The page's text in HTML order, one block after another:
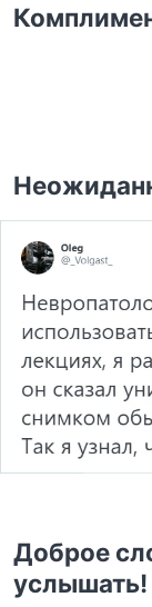
Доброе
услышать!